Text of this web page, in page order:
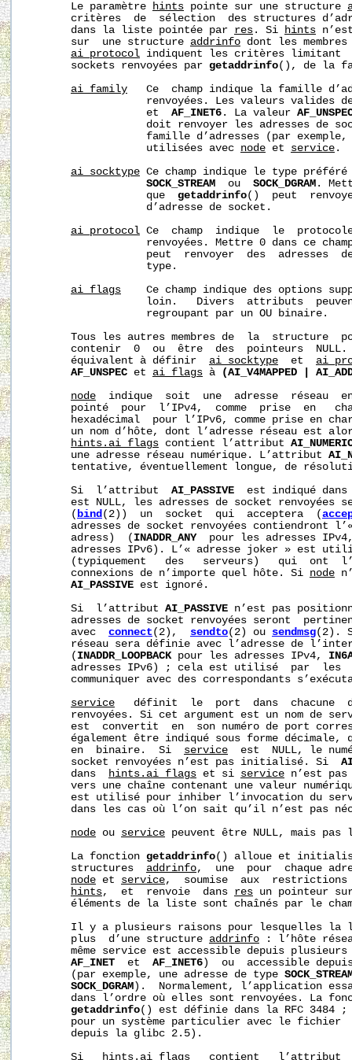
       Le paramètre
hints pointe sur une structure
critères  de  sélection  des structures
       dans la liste pointée par
res . Si hints
       sur  une structure
addrinfo dont les
ai_protocol indiquent les critères limitant
       sockets renvoyées par
getaddrinfo(), de la
ai_family
Ce  champ indique la famille
renvoyées. Les valeurs valides
                   et
AF_INET6 . La valeur
doit renvoyer les adresses de
famille d’adresses (par
                   utilisées avec
node et service .
ai_socktype Ce champ indique le type
SOCK_STREAM
  ou
SOCK_DGRAM .
                   que
getaddrinfo()  peut
                   d’adresse de socket.
ai_protocol Ce  champ  indique  le
renvoyées. Mettre 0 dans ce
peut  renvoyer  des  adresses
                   type.
ai_flags
Ce champ indique des options
loin.   Divers  attributs
                   regroupant par un OU binaire.
Tous les autres membres de  la  structure
contenir  0  ou  être  des  pointeurs
       équivalent à définir
ai_socktype
  et
AF_UNSPEC et ai_flags à (AI_V4MAPPED
node
indique  soit  une  adresse  réseau
pointé  pour  l’IPv4,  comme  prise  en
hexadécimal  pour l’IPv6, comme prise en
un nom d’hôte, dont l’adresse réseau est
hints.ai_flags contient l’attribut
       une adresse réseau numérique. L’attribut
tentative, éventuellement longue, de
       Si  l’attribut
AI_PASSIVE
est indiqué
est NULL, les adresses de socket renvoyées
       (
bind(2))  un  socket  qui  acceptera  (
adresses de socket renvoyées contiendront
       adress)  (
INADDR_ANY
pour les adresses
adresses IPv6). L’« adresse joker » est
(typiquement   des   serveurs)   qui  ont
       connexions de n’importe quel hôte. Si
node
AI_PASSIVE est ignoré.
       Si  l’attribut
AI_PASSIVE n’est pas
adresses de socket renvoyées seront
       avec
connect (2), sendto(2) ou sendmsg(2).
réseau sera définie avec l’adresse de
       (
INADDR_LOOPBACK pour les adresses IPv4,
adresses IPv6) ; cela est utilisé  par  les
communiquer avec des correspondants
service
définit  le  port  dans  chacune
renvoyées. Si cet argument est un nom de
est  convertit  en  son numéro de port
également être indiqué sous forme décimale,
       en  binaire.  Si
service
est  NULL, le
       socket renvoyées n’est pas initialisé. Si
       dans
hints.ai_flags et si service n’est pas
vers une chaîne contenant une valeur
est utilisé pour inhiber l’invocation du
dans les cas où l’on sait qu’il n’est pas
node ou service peuvent être NULL, mais
       La fonction
getaddrinfo() alloue et
       structures
addrinfo,  une  pour  chaque
node et service,  soumise  aux  restrictions
hints,  et  renvoie  dans res un pointeur
éléments de la liste sont chaînés par le
Il y a plusieurs raisons pour lesquelles la
       plus  d’une structure
addrinfo : l’hôte
même service est accessible depuis
AF_INET
  et
AF_INET6 )  ou  accessible
       (par exemple, une adresse de type
SOCK_DGRAM ).  Normalement, l’application
dans l’ordre où elles sont renvoyées. La
getaddrinfo() est définie dans la RFC
pour un système particulier avec le
       depuis la glibc 2.5).
       Si
hints.ai_flags
contient